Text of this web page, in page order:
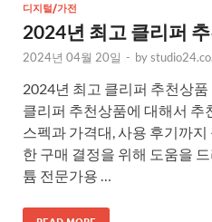
디지털/가전
2024년 최고 클리퍼
2024년 04월 20일 - by
2024년 최고 클리퍼 추천상
클리퍼 추천상품에 대해서 추
스펙과 가격대, 사용 후기까
한 구매 결정을 위해 도움을
튬 전문가용 …